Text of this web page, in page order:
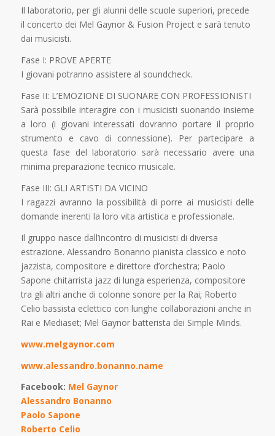
Il laboratorio, per gli alunni delle scuole superiori, precede
il concerto dei Mel Gaynor & Fusion Project e sarà tenuto
dai musicisti.
Fase I: PROVE APERTE
I giovani potranno assistere al soundcheck.
Fase II: L’EMOZIONE DI SUONARE CON PROFESSIONISTI
Sarà possibile interagire con i musicisti suonando insieme
a loro (i giovani interessati dovranno portare il proprio
strumento e cavo di connessione). Per partecipare a
questa fase del laboratorio sarà necessario avere una
minima preparazione tecnico musicale.
Fase III: GLI ARTISTI DA VICINO
I ragazzi avranno la possibilità di porre ai musicisti delle
domande inerenti la loro vita artistica e professionale.
Il gruppo nasce dall’incontro di musicisti di diversa
estrazione. Alessandro Bonanno pianista classico e noto
jazzista, compositore e direttore d’orchestra; Paolo
Sapone chitarrista jazz di lunga esperienza, compositore
tra gli altri anche di colonne sonore per la Rai; Roberto
Celio bassista eclettico con lunghe collaborazioni anche in
Rai e Mediaset; Mel Gaynor batterista dei Simple Minds.
www.melgaynor.com
www.alessandro.bonanno.name
Facebook: Mel Gaynor
Alessandro Bonanno
Paolo Sapone
Roberto Celio